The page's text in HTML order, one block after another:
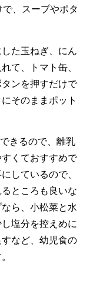
、スープやポタ
た玉ねぎ、にん
て、トマト缶、
ンを押すだけで
そのままポット
きるので、離乳
くておすすめで
しているので、
ところも良いな
ら、小松菜と水
塩分を控えめに
など、幼児食の